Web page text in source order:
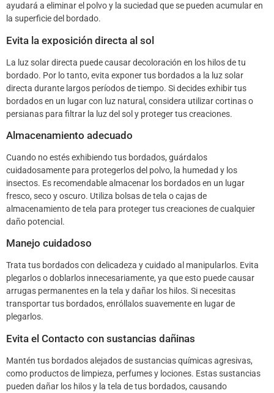
ayudará a eliminar el polvo y la suciedad que se pueden acumular en
la superficie del bordado.
Evita la exposición directa al sol
La luz solar directa puede causar decoloración en los hilos de tu
bordado. Por lo tanto, evita exponer tus bordados a la luz solar
directa durante largos períodos de tiempo. Si decides exhibir tus
bordados en un lugar con luz natural, considera utilizar cortinas o
persianas para filtrar la luz del sol y proteger tus creaciones.
Almacenamiento adecuado
Cuando no estés exhibiendo tus bordados, guárdalos
cuidadosamente para protegerlos del polvo, la humedad y los
insectos. Es recomendable almacenar los bordados en un lugar
fresco, seco y oscuro. Utiliza bolsas de tela o cajas de
almacenamiento de tela para proteger tus creaciones de cualquier
daño potencial.
Manejo cuidadoso
Trata tus bordados con delicadeza y cuidado al manipularlos. Evita
plegarlos o doblarlos innecesariamente, ya que esto puede causar
arrugas permanentes en la tela y dañar los hilos. Si necesitas
transportar tus bordados, enróllalos suavemente en lugar de
plegarlos.
Evita el Contacto con sustancias dañinas
Mantén tus bordados alejados de sustancias químicas agresivas,
como productos de limpieza, perfumes y lociones. Estas sustancias
pueden dañar los hilos y la tela de tus bordados, causando